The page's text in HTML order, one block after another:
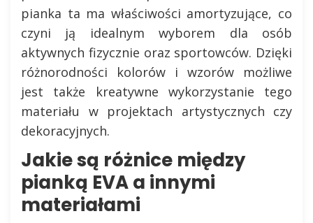
pianka ta ma właściwości amortyzujące, co
czyni ją idealnym wyborem dla osób
aktywnych fizycznie oraz sportowców. Dzięki
różnorodności kolorów i wzorów możliwe
jest także kreatywne wykorzystanie tego
materiału w projektach artystycznych czy
dekoracyjnych.
Jakie są różnice między
pianką EVA a innymi
materiałami